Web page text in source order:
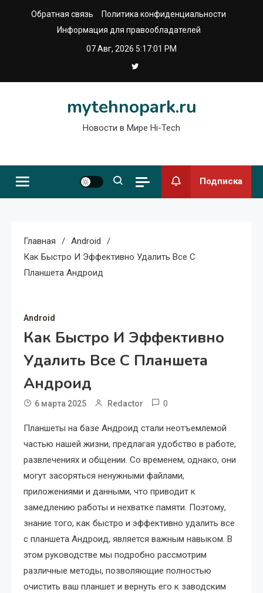
Обратная связь
Политика конфиденциальности
Информация для правообладателей
07 Авг, 2026 5:17:01 PM
mytehnopark.ru
Новости в Мире Hi-Tech
Подписка
Главная
Android
Как Быстро И Эффективно Удалить Все С
Планшета Андроид
Android
Как Быстро И Эффективно
Удалить Все С Планшета
Андроид
6 марта 2025 Redactor 0
Планшеты на базе Андроид стали неотъемлемой
частью нашей жизни, предлагая удобство в работе,
развлечениях и общении. Со временем, однако, они
могут засоряться ненужными файлами,
приложениями и данными, что приводит к
замедлению работы и нехватке памяти. Поэтому,
знание того, как быстро и эффективно удалить все
с планшета Андроид, является важным навыком. В
этом руководстве мы подробно рассмотрим
различные методы, позволяющие полностью
очистить ваш планшет и вернуть его к заводским